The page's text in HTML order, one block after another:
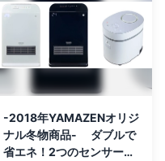
-2018年YAMAZENオリジ
ナル冬物商品- ダブルで
省エネ！2つのセンサー搭